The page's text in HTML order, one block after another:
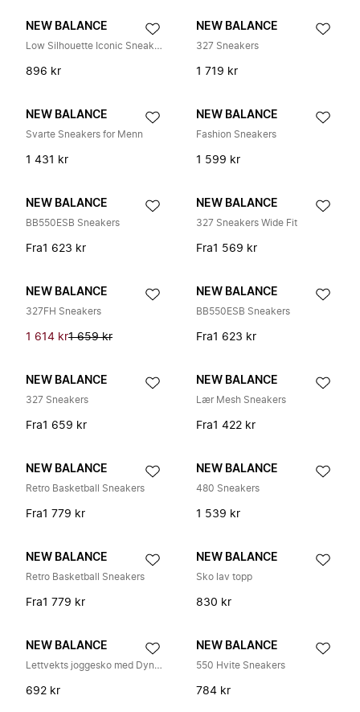
NEW BALANCE
Low Silhouette Iconic Sneakers 550
896 kr
NEW BALANCE
327 Sneakers
1 719 kr
NEW BALANCE
Svarte Sneakers for Menn
1 431 kr
NEW BALANCE
Fashion Sneakers
1 599 kr
NEW BALANCE
BB550ESB Sneakers
Fra1 623 kr
NEW BALANCE
327 Sneakers Wide Fit
Fra1 569 kr
NEW BALANCE
327FH Sneakers
1 614 kr1 659 kr
NEW BALANCE
BB550ESB Sneakers
Fra1 623 kr
NEW BALANCE
327 Sneakers
Fra1 659 kr
NEW BALANCE
Lær Mesh Sneakers
Fra1 422 kr
NEW BALANCE
Retro Basketball Sneakers
Fra1 779 kr
NEW BALANCE
480 Sneakers
1 539 kr
NEW BALANCE
Retro Basketball Sneakers
Fra1 779 kr
NEW BALANCE
Sko lav topp
830 kr
NEW BALANCE
Lettvekts joggesko med DynaSoft mellomsåle
692 kr
NEW BALANCE
550 Hvite Sneakers
784 kr